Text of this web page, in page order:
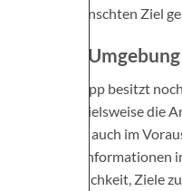
gewünschten Ziel
Die
Die App besitzt
beispielsweise die
Fahrt auch im
Stauinformationen
Möglichkeit, Ziele